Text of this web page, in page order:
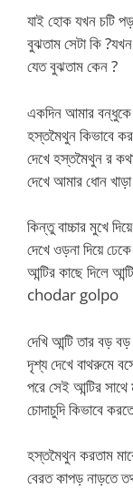
যাই হোক যখন চটি
বুঝতাম সেটা কি
যেত বুঝতাম কেন ?
একদিন আমার
হস্তমৈথুন কিভাবে
দেখে হস্তমৈথুন র
দেখে আমার ধোন
কিন্তু বাচ্চার মুখে
দেখে ওড়না দিয়ে
আন্টির কাছে দিলে
chodar golpo
দেখি আন্টি তার বড়
দৃশ্য দেখে বাথরুমে
পরে সেই আন্টির
চোদাচুদি কিভাবে
হস্তমৈথুন করতাম
বেরত কাপড় নাড়তে